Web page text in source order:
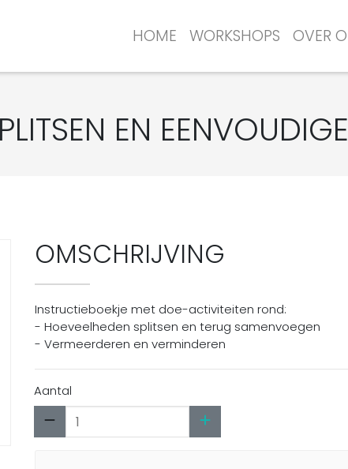
HOME WORKSHOPS OVER
EN
OMSCHRIJVING
Instructieboekje met doe-activiteiten rond:
- Hoeveelheden splitsen en terug samenvoegen
- Vermeerderen en verminderen
Aantal